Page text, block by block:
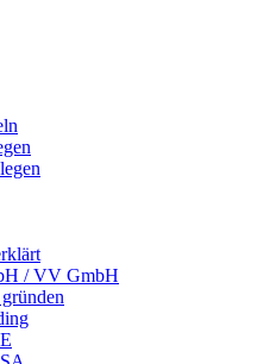
/ VV GmbH